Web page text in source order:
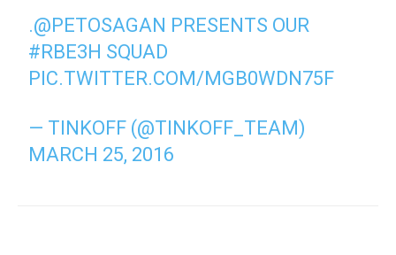
.@PETOSAGAN PRESENTS OUR
#RBE3H SQUAD
PIC.TWITTER.COM/MGB0WDN75F
— TINKOFF (@TINKOFF_TEAM)
MARCH 25, 2016